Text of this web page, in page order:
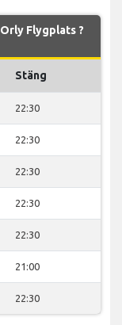
Flygplats ?
Stäng
22:30
22:30
22:30
22:30
22:30
21:00
22:30